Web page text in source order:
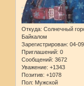
Откуда: Солнечный
Байкалом
Зарегистрирован: 04-
Приглашений: 0
Сообщений: 3672
Уважение: +1343
Позитив: +1078
Пол: Мужской